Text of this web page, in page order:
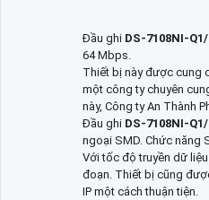
Đầu ghi DS-7108NI-
64 Mbps.
Thiết bị này được cung
một công ty chuyên
này, Công ty An Thành
Đầu ghi DS-7108NI-
ngoại SMD. Chức năng
Với tốc độ truyền dữ
đoạn. Thiết bị cũng
IP một cách thuận tiện.